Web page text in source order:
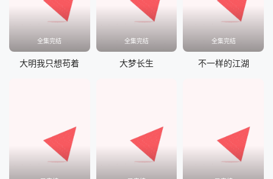
全集完结
大明我只想苟着
全集完结
大梦长生
全集完结
不一样的江湖